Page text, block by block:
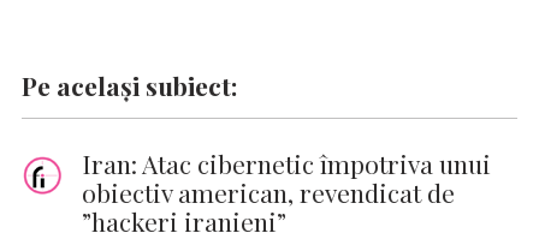
Pe același subiect:
Iran: Atac cibernetic împotriva unui
obiectiv american, revendicat de
”hackeri iranieni”